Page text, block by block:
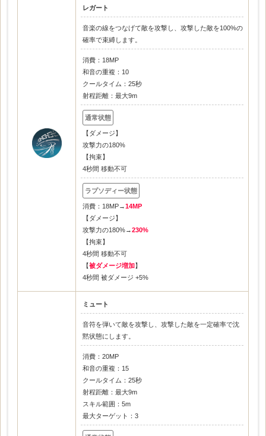
レガート
音楽の線をつなげて敵を攻撃し、攻撃した敵を100%の
確率で束縛します。
消費：18MP
和音の重複：10
クールタイム：25秒
射程距離：最大9m
【ダメージ】
攻撃力の180%
【拘束】
4秒間 移動不可
消費：18MP→14MP
【ダメージ】
攻撃力の180%→230%
【拘束】
4秒間 移動不可
【被ダメージ増加 】
4秒間 被ダメージ +5%
ミュート
音符を弾いて敵を攻撃し、攻撃した敵を一定確率で沈
黙状態にします。
消費：20MP
和音の重複：15
クールタイム：25秒
射程距離：最大9m
スキル範囲：5m
最大ターゲット：3